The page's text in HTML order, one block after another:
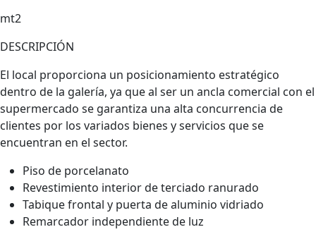
mt2
DESCRIPCIÓN
El local proporciona un posicionamiento estratégico
dentro de la galería, ya que al ser un ancla comercial con el
supermercado se garantiza una alta concurrencia de
clientes por los variados bienes y servicios que se
encuentran en el sector.
Piso de porcelanato
Revestimiento interior de terciado ranurado
Tabique frontal y puerta de aluminio vidriado
Remarcador independiente de luz